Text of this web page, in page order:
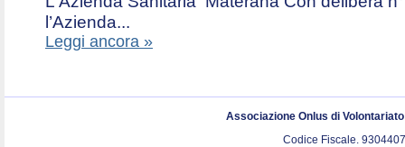
l’Azienda...
Leggi ancora »
Associazione Onlus di
Codice Fiscale.